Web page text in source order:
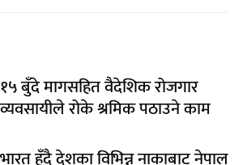
१५ बुँदे मागसहित वैदेशिक रोजगार
व्यवसायीले रोके श्रमिक पठाउने काम
भारत हुँदै देशका विभिन्न नाकाबाट नेपाल